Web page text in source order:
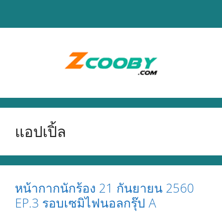
แอปเปิ้ล
หน้ากากนักร้อง 21 กันยายน 2560
EP.3 รอบเซมิไฟนอลกรุ๊ป A